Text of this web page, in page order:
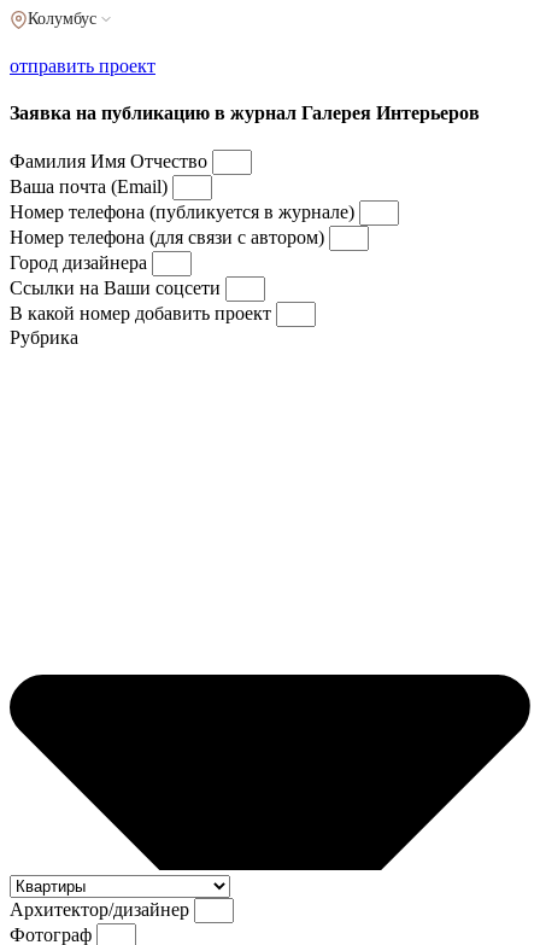
Колумбус
отправить проект
Заявка на публикацию в журнал Галерея Интерьеров
Фамилия Имя Отчество
Ваша почта (Email)
Номер телефона (публикуется в журнале)
Номер телефона (для связи с автором)
Город дизайнера
Ссылки на Ваши соцсети
В какой номер добавить проект
Рубрика
Архитектор/дизайнер
Фотограф